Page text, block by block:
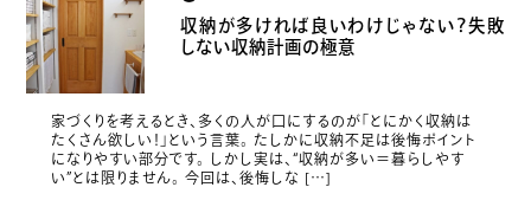
収納が多ければ良いわけじゃない？失敗
しない収納計画の極意
家づくりを考えるとき、多くの人が口にするのが「とにかく収納は
たくさん欲しい！」という言葉。 たしかに収納不足は後悔ポイント
になりやすい部分です。 しかし実は、“収納が多い＝暮らしやす
い”とは限りません。 今回は、後悔しな […]